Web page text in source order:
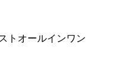
トオールインワン